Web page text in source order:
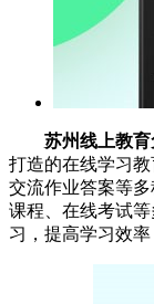
苏州线上教育
打造的在线学习
交流作业答案等
课程、在线考试
习，提高学习效